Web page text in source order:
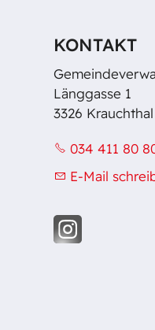
KONTAKT
Länggasse 1
3326 Krauchthal
034 411 80
E-Mail